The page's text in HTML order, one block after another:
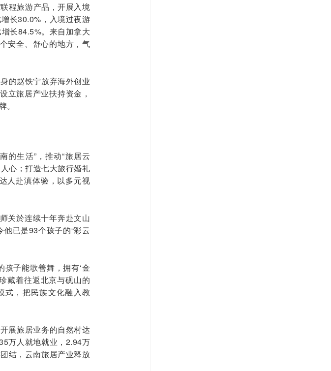
程旅游产品，开展入境
长30.0%，入境过夜游
长84.5%。来自加拿大
安全、舒心的地方，气
的赵铁宁放弃海外创业
立旅居产业扶持资金，
的生活”，推动“旅居云
心；打造七大旅行婚礼
人赴滇体验，以多元视
关於连续十年奔赴文山
已是93个孩子的“彩云
子能歌善舞，拥有‘金
藏着往返北京与砚山的
式，把民族文化融入教
展旅居业务的自然村达
万人就地就业，2.94万
结，云南旅居产业释放